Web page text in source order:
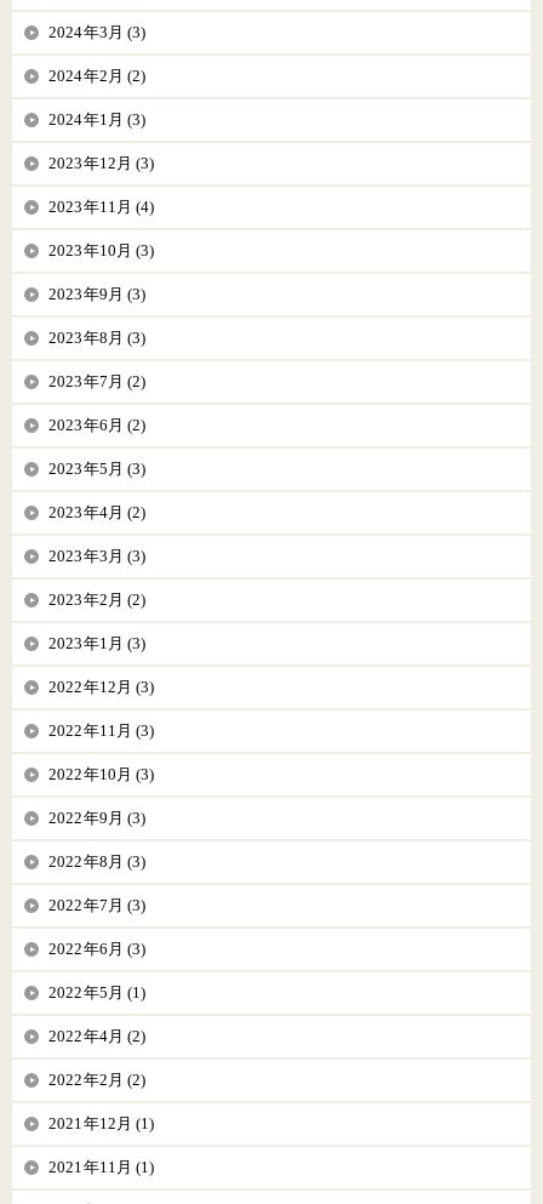
2024年3月 (3)
2024年2月 (2)
2024年1月 (3)
2023年12月 (3)
2023年11月 (4)
2023年10月 (3)
2023年9月 (3)
2023年8月 (3)
2023年7月 (2)
2023年6月 (2)
2023年5月 (3)
2023年4月 (2)
2023年3月 (3)
2023年2月 (2)
2023年1月 (3)
2022年12月 (3)
2022年11月 (3)
2022年10月 (3)
2022年9月 (3)
2022年8月 (3)
2022年7月 (3)
2022年6月 (3)
2022年5月 (1)
2022年4月 (2)
2022年2月 (2)
2021年12月 (1)
2021年11月 (1)